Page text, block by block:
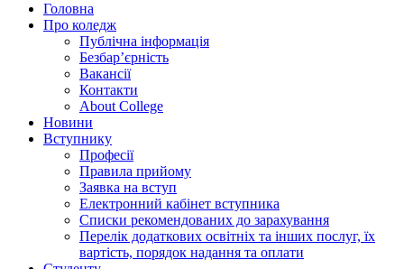
Головна
Про коледж
Публічна інформація
Безбар’єрність
Вакансії
Контакти
About College
Новини
Вступнику
Професії
Правила прийому
Заявка на вступ
Електронний кабінет вступника
Списки рекомендованих до зарахування
Перелік додаткових освітніх та інших послуг, їх
вартість, порядок надання та оплати